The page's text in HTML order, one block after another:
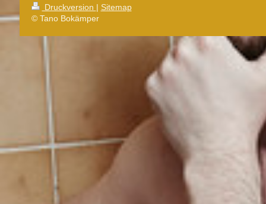
Druckversion | Sitemap
© Tano Bokämper